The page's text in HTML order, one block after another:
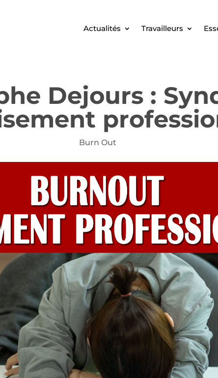
Actualités Travailleurs
Dejours :
Burn Out